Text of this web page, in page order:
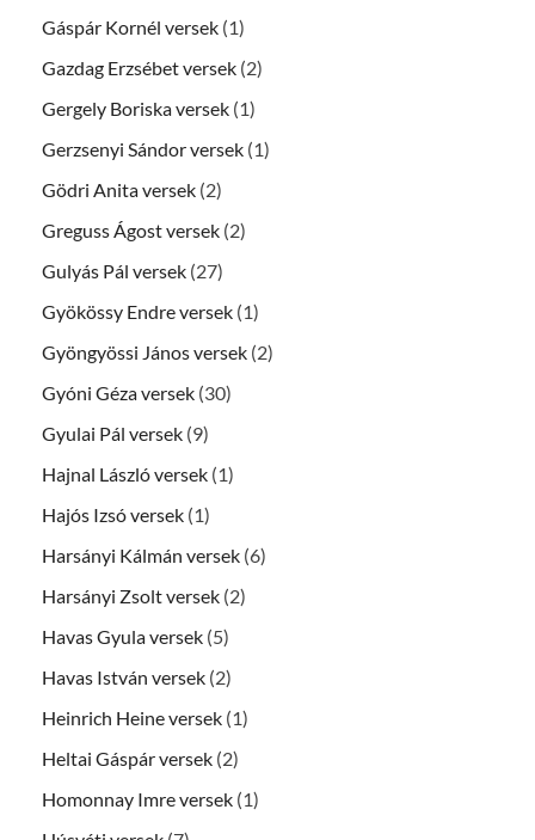
Gáspár Kornél versek (1)
Gazdag Erzsébet versek (2)
Gergely Boriska versek (1)
Gerzsenyi Sándor versek (1)
Gödri Anita versek (2)
Greguss Ágost versek (2)
Gulyás Pál versek (27)
Gyökössy Endre versek (1)
Gyöngyössi János versek (2)
Gyóni Géza versek (30)
Gyulai Pál versek (9)
Hajnal László versek (1)
Hajós Izsó versek (1)
Harsányi Kálmán versek (6)
Harsányi Zsolt versek (2)
Havas Gyula versek (5)
Havas István versek (2)
Heinrich Heine versek (1)
Heltai Gáspár versek (2)
Homonnay Imre versek (1)